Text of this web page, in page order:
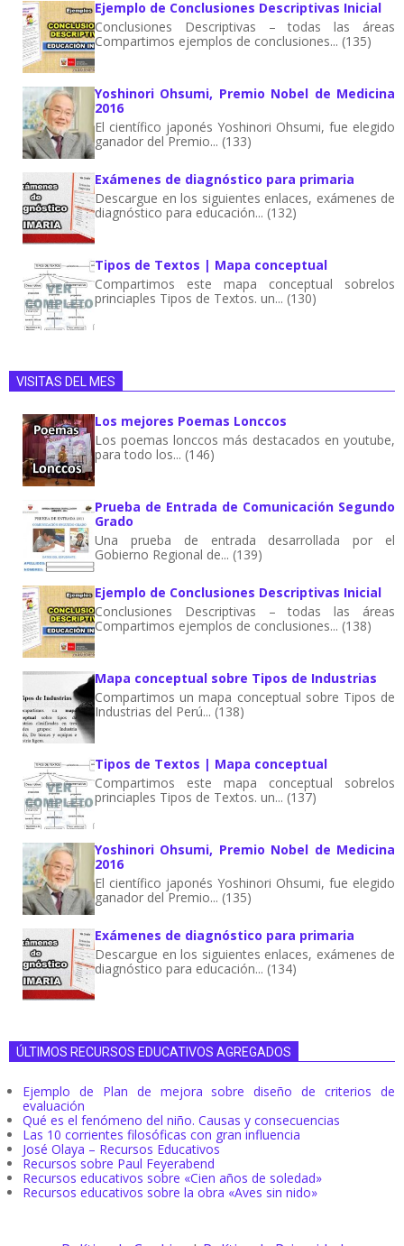
Ejemplo de Conclusiones Descriptivas Inicial
Conclusiones Descriptivas – todas las áreas
Compartimos ejemplos de conclusiones... (135)
Yoshinori Ohsumi, Premio Nobel de Medicina
2016
El científico japonés Yoshinori Ohsumi, fue elegido
ganador del Premio... (133)
Exámenes de diagnóstico para primaria
Descargue en los siguientes enlaces, exámenes de
diagnóstico para educación... (132)
Tipos de Textos | Mapa conceptual
Compartimos este mapa conceptual sobrelos
princiaples Tipos de Textos. un... (130)
VISITAS DEL MES
Los mejores Poemas Lonccos
Los poemas lonccos más destacados en youtube,
para todo los... (146)
Prueba de Entrada de Comunicación Segundo
Grado
Una prueba de entrada desarrollada por el
Gobierno Regional de... (139)
Ejemplo de Conclusiones Descriptivas Inicial
Conclusiones Descriptivas – todas las áreas
Compartimos ejemplos de conclusiones... (138)
Mapa conceptual sobre Tipos de Industrias
Compartimos un mapa conceptual sobre Tipos de
Industrias del Perú... (138)
Tipos de Textos | Mapa conceptual
Compartimos este mapa conceptual sobrelos
princiaples Tipos de Textos. un... (137)
Yoshinori Ohsumi, Premio Nobel de Medicina
2016
El científico japonés Yoshinori Ohsumi, fue elegido
ganador del Premio... (135)
Exámenes de diagnóstico para primaria
Descargue en los siguientes enlaces, exámenes de
diagnóstico para educación... (134)
ÚLTIMOS RECURSOS EDUCATIVOS AGREGADOS
Ejemplo de Plan de mejora sobre diseño de criterios de
evaluación
Qué es el fenómeno del niño. Causas y consecuencias
Las 10 corrientes filosóficas con gran influencia
José Olaya – Recursos Educativos
Recursos sobre Paul Feyerabend
Recursos educativos sobre «Cien años de soledad»
Recursos educativos sobre la obra «Aves sin nido»